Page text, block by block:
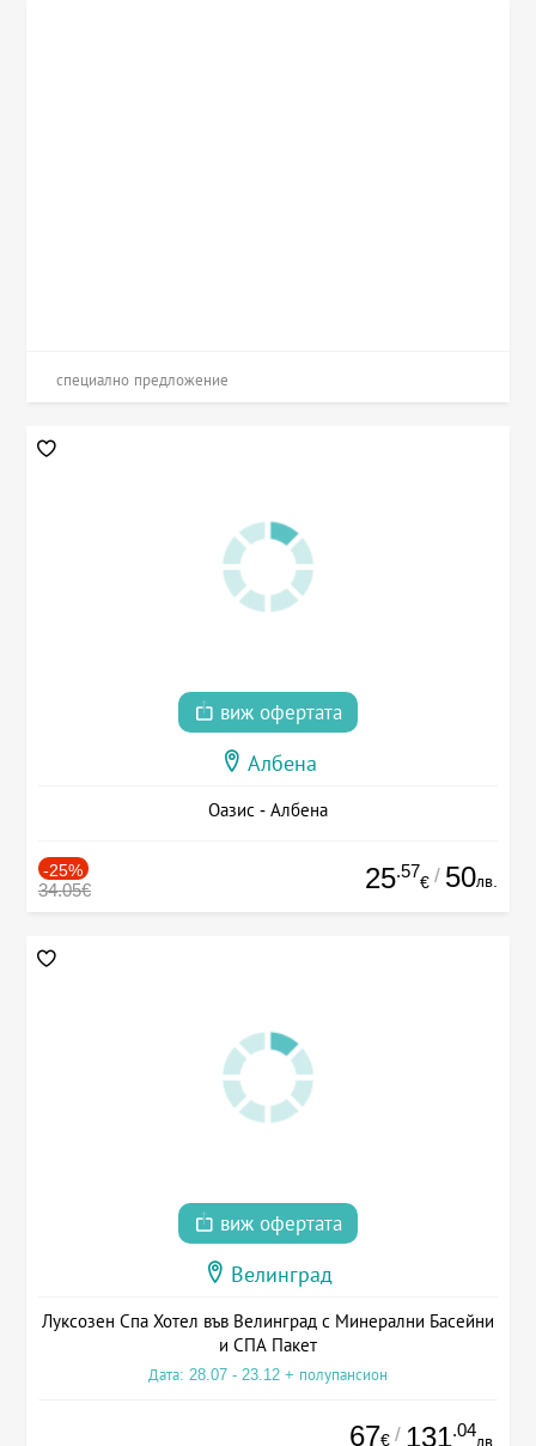
специално предложение
виж офертата
Албена
Оазис - Албена
-25%
34.05€ 25.57
€ / 50лв.
виж офертата
Велинград
Луксозен Спа Хотел във Велинград с Минерални Басейни
и СПА Пакет
Дата: 28.07 - 23.12 + полупансион
67€ / 131.04
лв.